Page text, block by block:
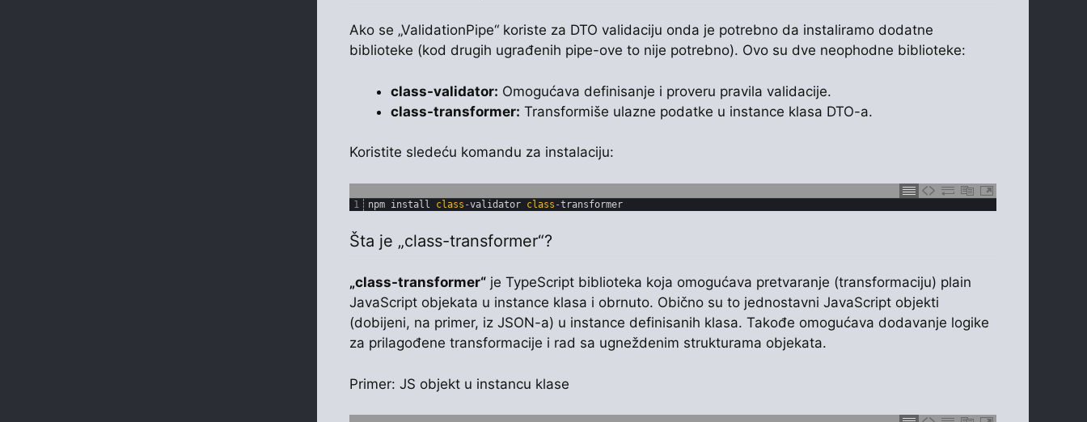
Ako se „ValidationPipe“ koriste za DTO validaciju onda je potrebno da instaliramo dodatne
biblioteke (kod drugih ugrađenih pipe-ove to nije potrebno). Ovo su dve neophodne biblioteke:
class-validator: Omogućava definisanje i proveru pravila validacije.
class-transformer: Transformiše ulazne podatke u instance klasa DTO-a.
Koristite sledeću komandu za instalaciju:
1 npm install class -validator class -transformer
Šta je „class-transformer“?
„class-transformer“ je TypeScript biblioteka koja omogućava pretvaranje (transformaciju) plain
JavaScript objekata u instance klasa i obrnuto. Obično su to jednostavni JavaScript objekti
(dobijeni, na primer, iz JSON-a) u instance definisanih klasa. Takođe omogućava dodavanje logike
za prilagođene transformacije i rad sa ugneždenim strukturama objekata.
Primer: JS objekt u instancu klase